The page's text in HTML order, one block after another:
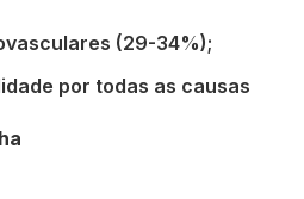
(29-34%);
por todas as causas